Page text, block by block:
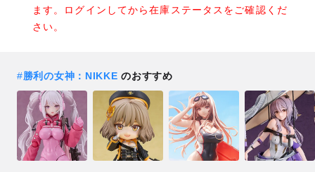
ます。ログインしてから在庫ステータスをご確認くだ
さい。
#勝利の女神：NIKKE のおすすめ